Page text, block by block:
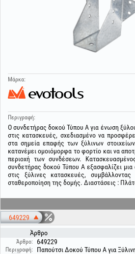
Μάρκα:
Περιγραφή:
Ο συνδετήρας δοκού Τύπου A για ένωση
στις κατασκευές, σχεδιασμένο να
στα σημεία επαφής των ξύλινων
κατανέμει ομοιόμορφα το φορτίο και να
περιοχή των συνδέσεων.
συνδετήρας δοκού Τύπου A εξασφαλίζει μια
στις ξύλινες κατασκευές,
σταθεροποίηση της δομής. Διαστάσεις :
649229
Άρθρο
Άρθρο: 649229
Περιγραφή:
Παπούτσι Δοκού Τύπου A για